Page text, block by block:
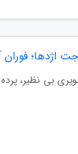
اژدها؛
بی نظیر،